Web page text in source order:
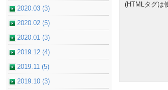
(HTMLタグは
2020.03 (3)
2020.02 (5)
2020.01 (3)
2019.12 (4)
2019.11 (5)
2019.10 (3)